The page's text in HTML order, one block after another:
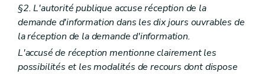
§2. L'autorité publique accuse réception de la
demande d'information dans les dix jours ouvrables de
la réception de la demande d'information.
L'accusé de réception mentionne clairement les
possibilités et les modalités de recours dont dispose